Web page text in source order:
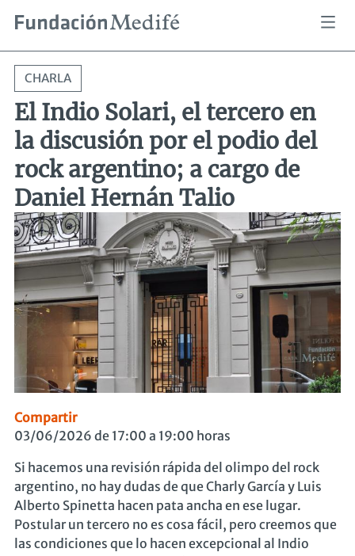
contenido
principal
Sobrescribir
enlaces
la
navegación
Inicio Actividades El Indio Solari, el tercero en la discusión por el podio del rock argentino; a cargo de Daniel Hernán Talio
CHARLA
El Indio Solari, el tercero en
la discusión por el podio del
rock argentino; a cargo de
Daniel Hernán Talio
Compartir
03/06/2026 de 17:00 a 19:00 horas
Si hacemos una revisión rápida del olimpo del rock
argentino, no hay dudas de que Charly García y Luis
Alberto Spinetta hacen pata ancha en ese lugar.
Postular un tercero no es cosa fácil, pero creemos que
las condiciones que lo hacen excepcional al Indio